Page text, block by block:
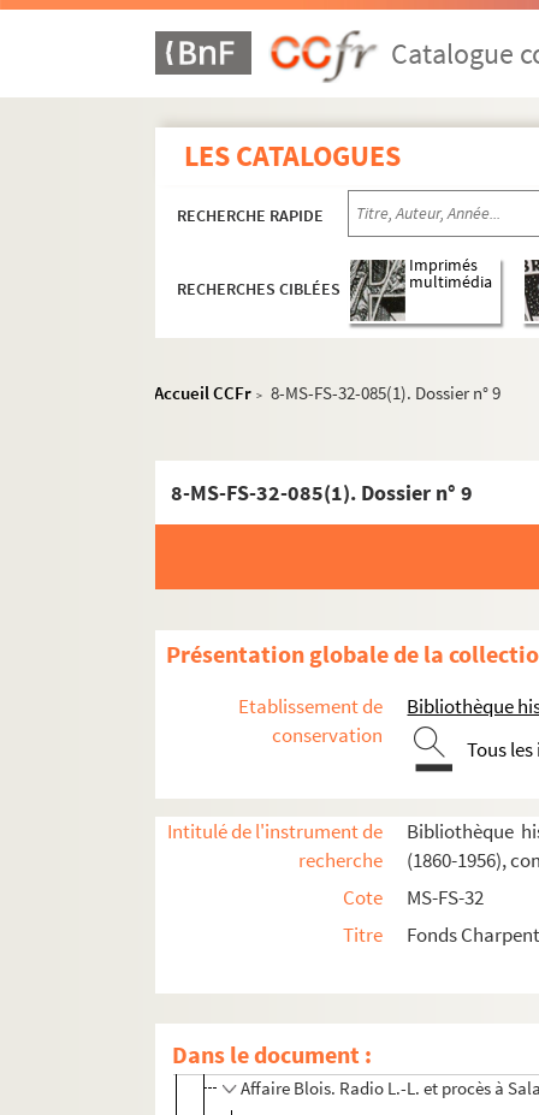
Catalogue
LES CATALOGUES
RECHERCHE RAPIDE
RECHERCHES CIBLÉES
Imprimés
multimédia
Accueil CCFr > 8-MS-FS-32-085(1). Dossier n° 9
8-MS-FS-32-085(1). Dossier n° 9
Présentation globale de la
Etablissement de
conservation
Bibliothèque
Tous
Intitulé de l'instrument de
recherche
Bibliothèque
(1860-1956),
Cote
MS-FS-32
Titre
Fonds
Dans le document :
Cantate du Prix du Rome : Didon (1887)
Impressions d'Italie (1889)
Poèmes chantés (1895)
Louise (1900)
Composition et livret de Louise
Productions deLouise: généralités,
Critiques (France et presse
Enregistrements de Louise
Correspondance
Ouvrages imprimés
Photographies des expositions
Télévision
Affaire Blois. Radio L.-L. et procès à